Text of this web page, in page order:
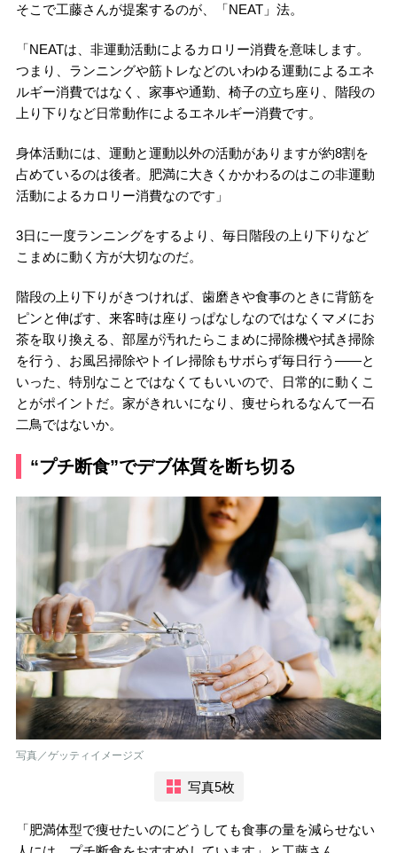
そこで工藤さんが提案するのが、「NEAT」法。
「NEATは、非運動活動によるカロリー消費を意味します。
つまり、ランニングや筋トレなどのいわゆる運動によるエネ
ルギー消費ではなく、家事や通勤、椅子の立ち座り、階段の
上り下りなど日常動作によるエネルギー消費です。
身体活動には、運動と運動以外の活動がありますが約8割を
占めているのは後者。肥満に大きくかかわるのはこの非運動
活動によるカロリー消費なのです」
3日に一度ランニングをするより、毎日階段の上り下りなど
こまめに動く方が大切なのだ。
階段の上り下りがきつければ、歯磨きや食事のときに背筋を
ピンと伸ばす、来客時は座りっぱなしなのではなくマメにお
茶を取り換える、部屋が汚れたらこまめに掃除機や拭き掃除
を行う、お風呂掃除やトイレ掃除もサボらず毎日行う――と
いった、特別なことではなくてもいいので、日常的に動くこ
とがポイントだ。家がきれいになり、痩せられるなんて一石
二鳥ではないか。
“プチ断食”でデブ体質を断ち切る
写真／ゲッティイメージズ
写真5枚
「肥満体型で痩せたいのにどうしても食事の量を減らせない